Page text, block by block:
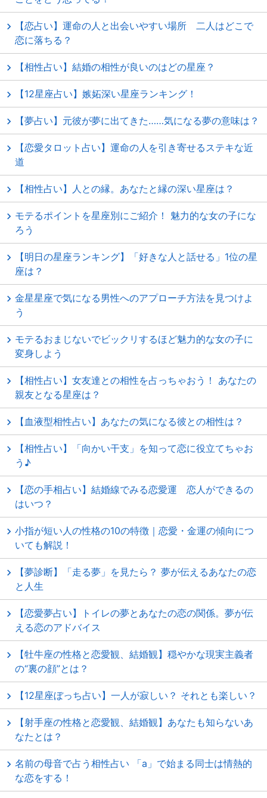
【恋占い】運命の人と出会いやすい場所 二人はどこで
恋に落ちる？
【相性占い】結婚の相性が良いのはどの星座？
【12星座占い】嫉妬深い星座ランキング！
【夢占い】元彼が夢に出てきた……気になる夢の意味は？
【恋愛タロット占い】運命の人を引き寄せるステキな近
道
【相性占い】人との縁。あなたと縁の深い星座は？
モテるポイントを星座別にご紹介！ 魅力的な女の子にな
ろう
【明日の星座ランキング】「好きな人と話せる」1位の星
座は？
金星星座で気になる男性へのアプローチ方法を見つけよ
う
モテるおまじないでビックリするほど魅力的な女の子に
変身しよう
【相性占い】女友達との相性を占っちゃおう！ あなたの
親友となる星座は？
【血液型相性占い】あなたの気になる彼との相性は？
【相性占い】「向かい干支」を知って恋に役立てちゃお
う♪
【恋の手相占い】結婚線でみる恋愛運 恋人ができるの
はいつ？
小指が短い人の性格の10の特徴｜恋愛・金運の傾向につ
いても解説！
【夢診断】「走る夢」を見たら？ 夢が伝えるあなたの恋
と人生
【恋愛夢占い】トイレの夢とあなたの恋の関係。夢が伝
える恋のアドバイス
【牡牛座の性格と恋愛観、結婚観】穏やかな現実主義者
の“裏の顔”とは？
【12星座ぼっち占い】一人が寂しい？ それとも楽しい？
【射手座の性格と恋愛観、結婚観】あなたも知らないあ
なたとは？
名前の母音で占う相性占い 「a」で始まる同士は情熱的
な恋をする！